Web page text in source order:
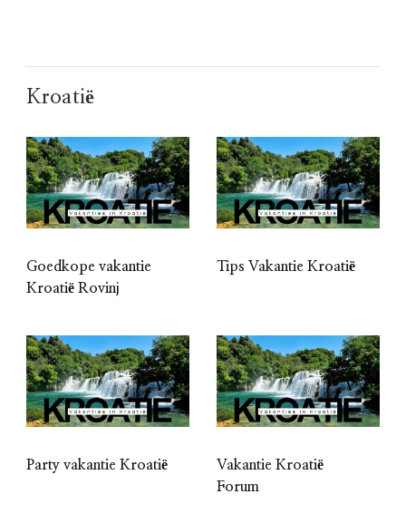
Kroatië
Goedkope vakantie
Kroatië Rovinj
Tips Vakantie Kroatië
Party vakantie Kroatië
Vakantie Kroatië
Forum